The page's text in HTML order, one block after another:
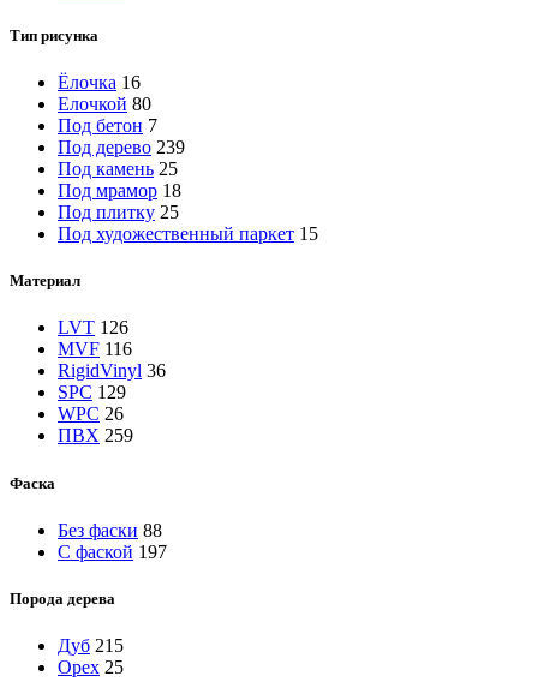
Тип рисунка
Ёлочка 16
Елочкой 80
Под бетон 7
Под дерево 239
Под камень 25
Под мрамор 18
Под плитку 25
Под художественный паркет 15
Материал
LVT 126
MVF 116
RigidVinyl 36
SPC 129
WPC 26
ПВХ 259
Фаска
Без фаски 88
С фаской 197
Порода дерева
Дуб 215
Орех 25